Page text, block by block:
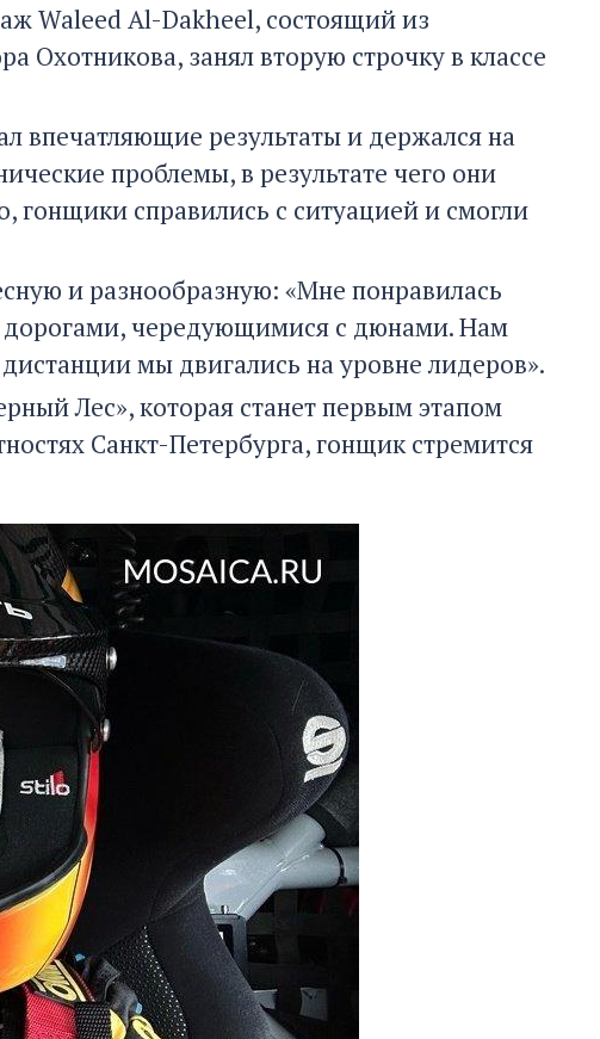
Waleed Al-Dakheel, состоящий из
Охотникова, занял вторую строчку в классе
впечатляющие результаты и держался на
проблемы, в результате чего они
гонщики справились с ситуацией и смогли
и разнообразную: «Мне понравилась
дорогами, чередующимися с дюнами. Нам
мы двигались на уровне лидеров».
Лес», которая станет первым этапом
Санкт-Петербурга, гонщик стремится